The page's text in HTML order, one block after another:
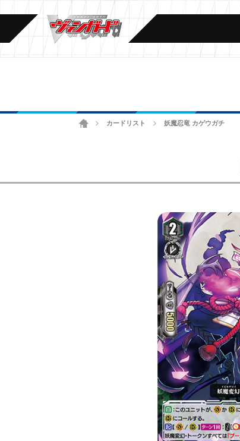
ホームカードリスト 妖魔忍竜 カゲウガチ